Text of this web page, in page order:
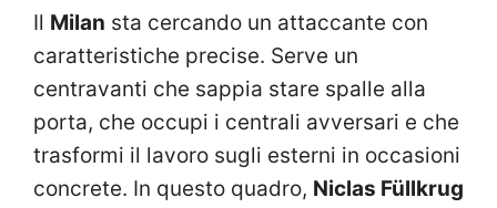
Il Milan sta cercando un attaccante con
caratteristiche precise. Serve un
centravanti che sappia stare spalle alla
porta, che occupi i centrali avversari e che
trasformi il lavoro sugli esterni in occasioni
concrete. In questo quadro, Niclas Füllkrug